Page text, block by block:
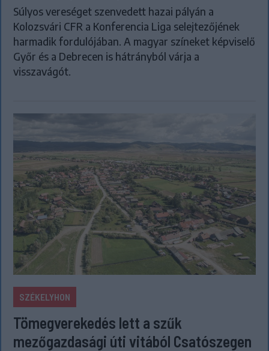
Súlyos vereséget szenvedett hazai pályán a
Kolozsvári CFR a Konferencia Liga selejtezőjének
harmadik fordulójában. A magyar színeket képviselő
Győr és a Debrecen is hátrányból várja a
visszavágót.
SZÉKELYHON
Tömegverekedés lett a szűk
mezőgazdasági úti vitából Csatószegen